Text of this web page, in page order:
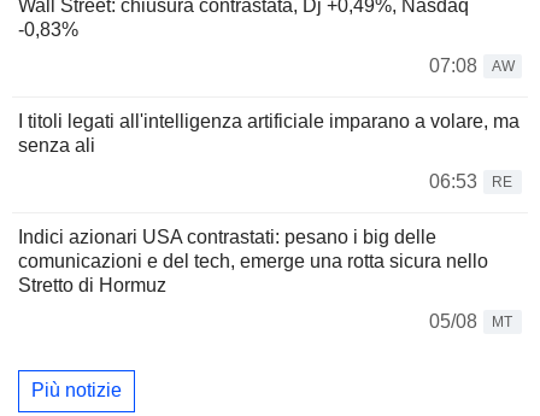
Wall Street: chiusura contrastata, Dj +0,49%, Nasdaq
-0,83%
07:08
AW
I titoli legati all'intelligenza artificiale imparano a volare, ma
senza ali
06:53
RE
Indici azionari USA contrastati: pesano i big delle
comunicazioni e del tech, emerge una rotta sicura nello
Stretto di Hormuz
05/08
MT
Più notizie